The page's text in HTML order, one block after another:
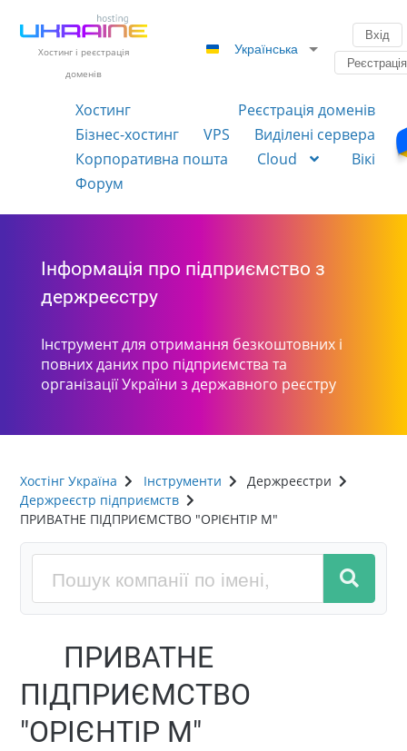
Хостинг і реєстрація
доменів
Українська
Вхід
Реєстрація
Хостинг
Реєстрація доменів
Бізнес-хостинг
VPS
Виділені сервера
Корпоративна пошта
Cloud
Вікі
Форум
Інформація про підприємство з
держреєстру
Інструмент для отримання безкоштовних і
повних даних про підприємства та
організації України з державного реєстру
Хостінг Україна Інструменти
Держреєстри
Держреєстр підприємств
ПРИВАТНЕ ПІДПРИЄМСТВО "ОРІЄНТІР М"
ПРИВАТНЕ
ПІДПРИЄМСТВО
"ОРІЄНТІР М"